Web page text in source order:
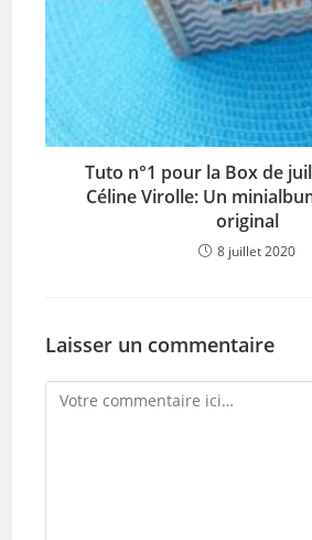
Tuto n°1 pour la Box de
Céline Virolle: Un
original
8 juillet 2020
Laisser un commentaire
Comment